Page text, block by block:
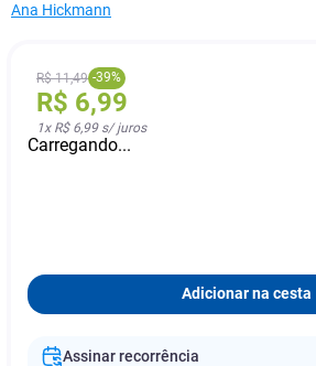
Ana Hickmann
R$ 11,49 -39%
R$ 6,99
1x R$ 6,99s/ juros
Carregando...
Adicionar na cesta
Assinar recorrência